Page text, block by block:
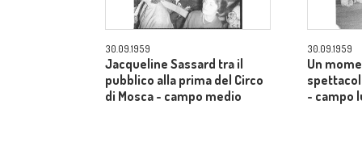
30.09.1959
Jacqueline Sassard tra il
pubblico alla prima del Circo
di Mosca - campo medio
30.09.1959
Un
- campo